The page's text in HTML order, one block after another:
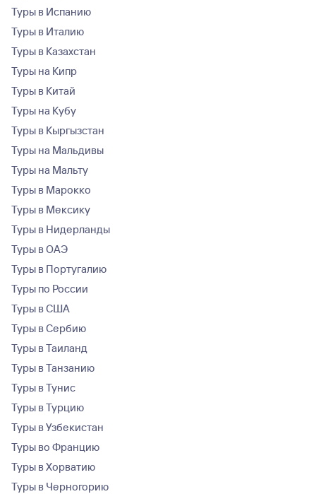
Туры в Испанию
Туры в Италию
Туры в Казахстан
Туры на Кипр
Туры в Китай
Туры на Кубу
Туры в Кыргызстан
Туры на Мальдивы
Туры на Мальту
Туры в Марокко
Туры в Мексику
Туры в Нидерланды
Туры в ОАЭ
Туры в Португалию
Туры по России
Туры в США
Туры в Сербию
Туры в Таиланд
Туры в Танзанию
Туры в Тунис
Туры в Турцию
Туры в Узбекистан
Туры во Францию
Туры в Хорватию
Туры в Черногорию